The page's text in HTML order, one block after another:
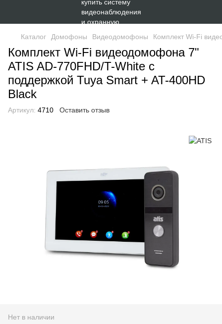
Каталог Домофоны Видеодомофоны Комплект Wi-Fi
Комплект Wi-Fi видеодомофона 7"
ATIS AD-770FHD/T-White с
поддержкой Tuya Smart + AT-400HD
Black
Артикул: 4710 Оставить отзыв
Нет в наличии